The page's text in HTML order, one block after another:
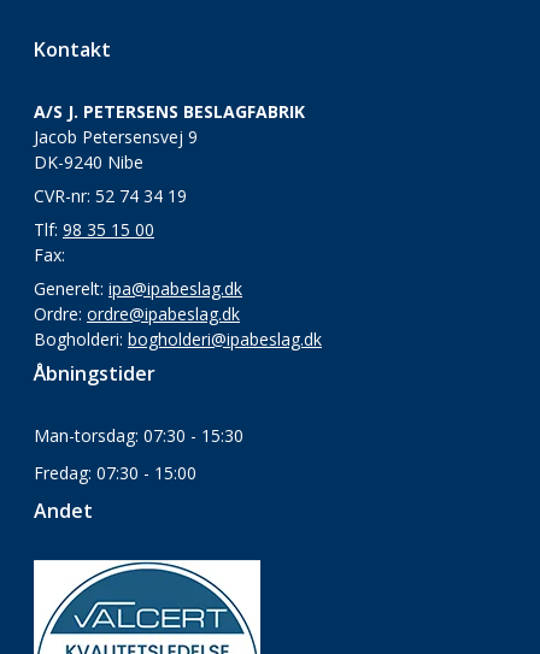
Kontakt
A/S J. PETERSENS BESLAGFABRIK
Jacob Petersensvej 9
DK-9240 Nibe
CVR-nr: 52 74 34 19
Tlf: 98 35 15 00
Fax:
Generelt: ipa@ipabeslag.dk
Ordre: ordre@ipabeslag.dk
Bogholderi: bogholderi@ipabeslag.dk
Åbningstider
Man-torsdag: 07:30 - 15:30
Fredag: 07:30 - 15:00
Andet